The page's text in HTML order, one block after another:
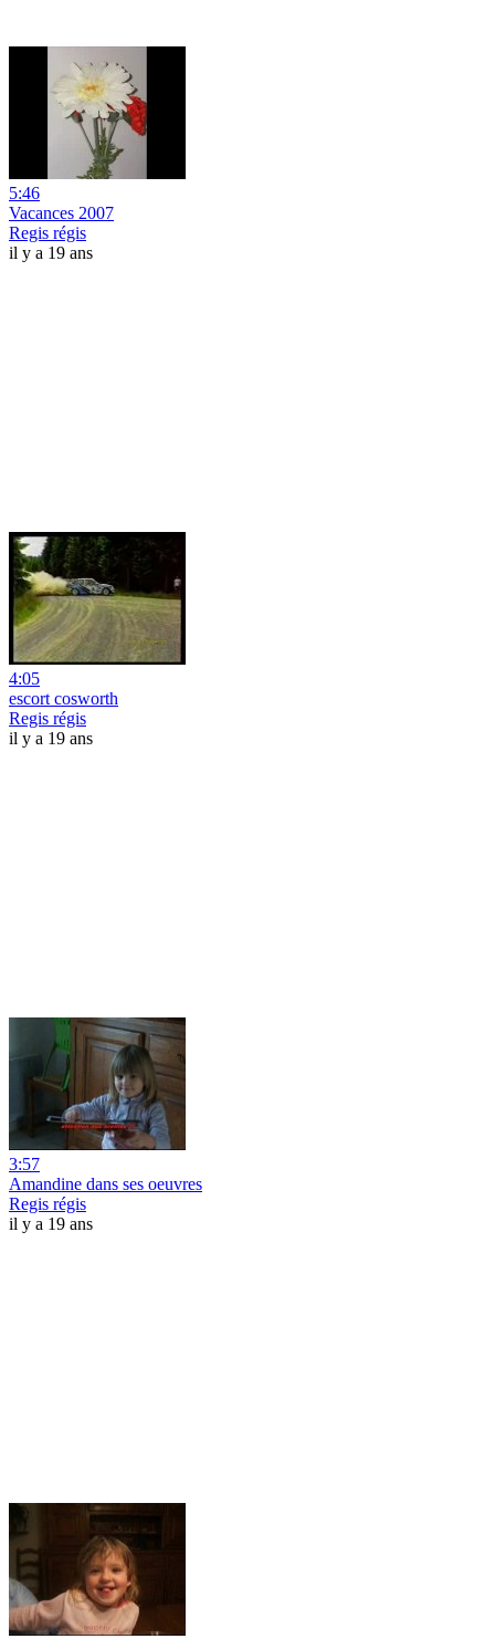
5:46
Vacances 2007
Regis régis
il y a 19 ans
4:05
escort cosworth
Regis régis
il y a 19 ans
3:57
Amandine dans ses oeuvres
Regis régis
il y a 19 ans